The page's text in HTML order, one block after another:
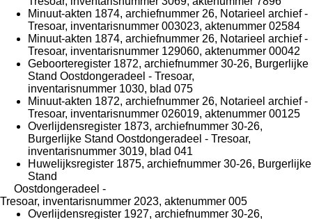
Minuut-akten 1874, archiefnummer 26, Notarieel archief -
Tresoar, inventarisnummer 003023, aktenummer 02584
Minuut-akten 1874, archiefnummer 26, Notarieel archief -
Tresoar, inventarisnummer 129060, aktenummer 00042
Geboorteregister 1872, archiefnummer 30-26, Burgerlijke
Stand Oostdongeradeel - Tresoar,
inventarisnummer 1030, blad 075
Minuut-akten 1872, archiefnummer 26, Notarieel archief -
Tresoar, inventarisnummer 026019, aktenummer 00125
Overlijdensregister 1873, archiefnummer 30-26,
Burgerlijke Stand Oostdongeradeel - Tresoar,
inventarisnummer 3019, blad 041
Huwelijksregister 1875, archiefnummer 30-26, Burgerlijke
Stand
Oostdongeradeel -
Tresoar, inventarisnummer 2023, aktenummer 005
Overlijdensregister 1927, archiefnummer 30-26,